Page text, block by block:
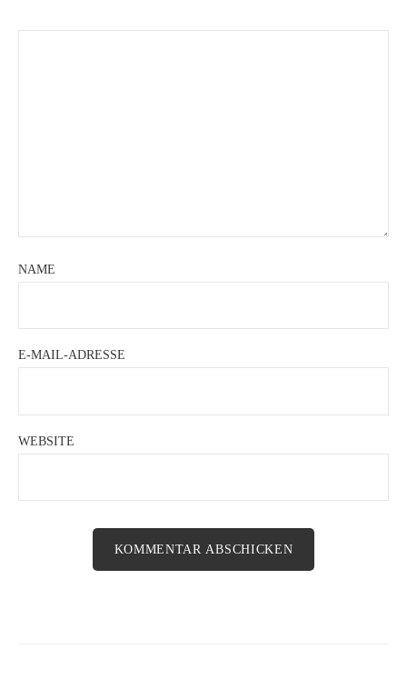
NAME
E-MAIL-ADRESSE
WEBSITE